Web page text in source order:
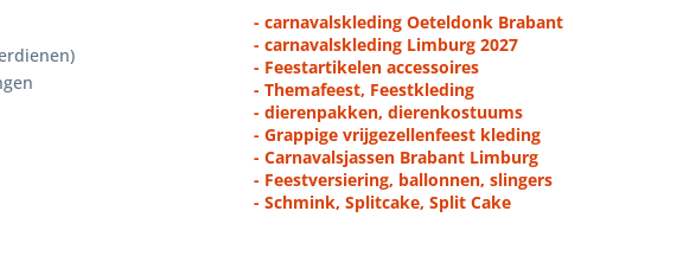
- carnavalskleding Oeteldonk Brabant
- carnavalskleding Limburg 2027
- Feestartikelen accessoires
- Themafeest, Feestkleding
- dierenpakken, dierenkostuums
- Grappige vrijgezellenfeest kleding
- Carnavalsjassen Brabant Limburg
- Feestversiering, ballonnen, slingers
- Schmink, Splitcake, Split Cake